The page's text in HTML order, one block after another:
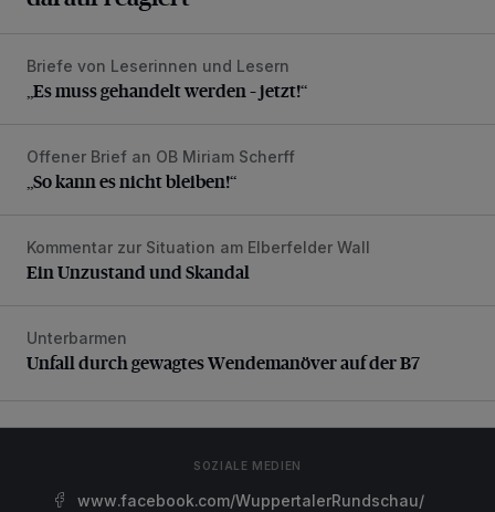
„Es muss gehandelt werden – jetzt!“
Briefe von Leserinnen und Lesern
„Es muss gehandelt werden – jetzt!“
„So kann es nicht bleiben!“
Offener Brief an OB Miriam Scherff
„So kann es nicht bleiben!“
Ein Unzustand und Skandal
Kommentar zur Situation am Elberfelder Wall
Ein Unzustand und Skandal
Unfall durch gewagtes Wendemanöver auf der B7
Unterbarmen
Unfall durch gewagtes Wendemanöver auf der B7
SOZIALE MEDIEN
www.facebook.com/WuppertalerRundschau/